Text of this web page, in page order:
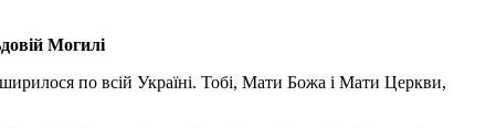
Могилі
по всій Україні. Тобі, Мати Божа і Мати Церкви,